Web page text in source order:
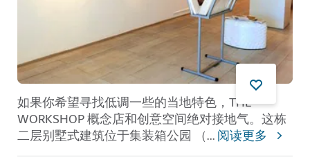
如果你希望寻找低调一些的当地特色，THE
WORKSHOP 概念店和创意空间绝对接地气。这栋
二层别墅式建筑位于集装箱公园 （...阅读更多